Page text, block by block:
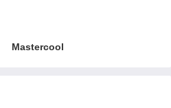
Mastercool